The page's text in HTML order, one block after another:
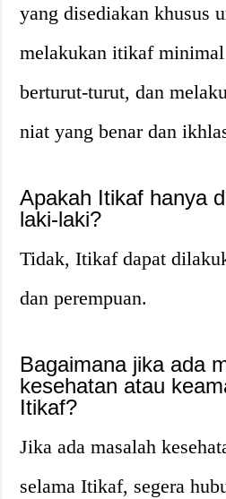
yang disediakan khusus
melakukan itikaf
berturut-turut, dan
niat yang benar dan
Apakah Itikaf hanya
laki-laki?
Tidak, Itikaf dapat
dan perempuan.
Bagaimana jika ada
kesehatan atau
Itikaf?
Jika ada masalah
selama Itikaf, segera